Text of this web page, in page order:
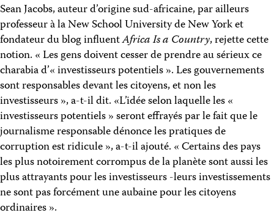
Sean Jacobs, auteur d’origine sud-africaine, par ailleurs
professeur à la New School University de New York et
fondateur du blog influentAfrica Is a Country, rejette cette
notion. « Les gens doivent cesser de prendre au sérieux ce
charabia d’« investisseurs potentiels ». Les gouvernements
sont responsables devant les citoyens, et non les
investisseurs », a-t-il dit. «L’idée selon laquelle les «
investisseurs potentiels » seront effrayés par le fait que le
journalisme responsable dénonce les pratiques de
corruption est ridicule », a-t-il ajouté. « Certains des pays
les plus notoirement corrompus de la planète sont aussi les
plus attrayants pour les investisseurs -leurs investissements
ne sont pas forcément une aubaine pour les citoyens
ordinaires ».